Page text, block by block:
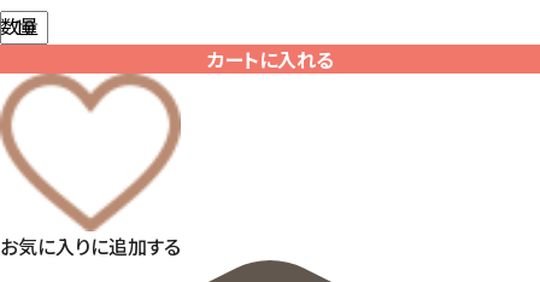
数量
カートに入れる
お気に入りに追加する